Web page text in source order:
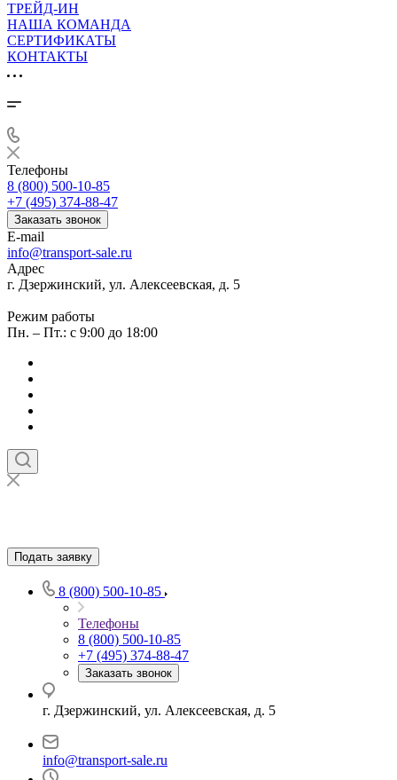
ТРЕЙД-ИН
НАША КОМАНДА
СЕРТИФИКАТЫ
КОНТАКТЫ
Телефоны
8 (800) 500-10-85
+7 (495) 374-88-47
Заказать звонок
E-mail
info@transport-sale.ru
Адрес
г. Дзержинский, ул. Алексеевская, д. 5
Режим работы
Пн. – Пт.: с 9:00 до 18:00
Подать заявку
8 (800) 500-10-85
Телефоны
8 (800) 500-10-85
+7 (495) 374-88-47
Заказать звонок
г. Дзержинский, ул. Алексеевская, д. 5
info@transport-sale.ru